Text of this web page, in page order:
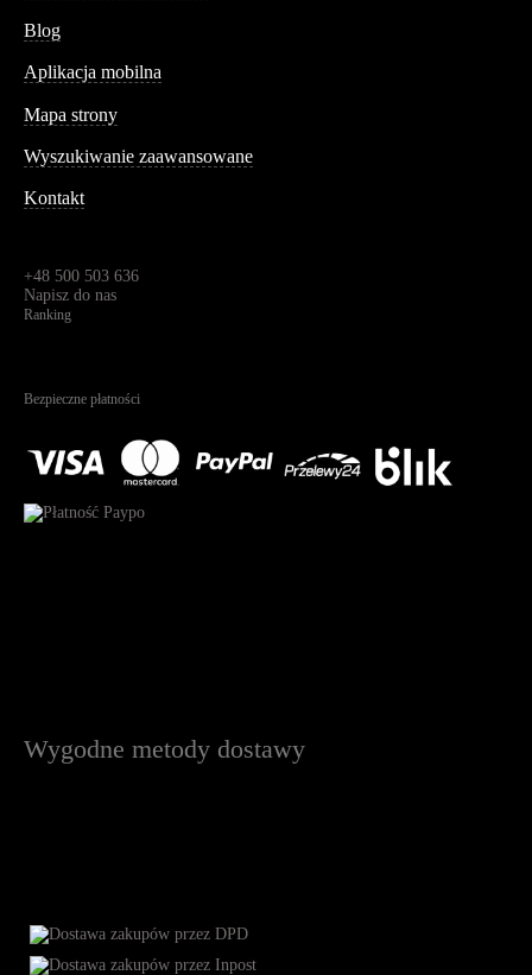
Blog
Aplikacja mobilna
Mapa strony
Wyszukiwanie zaawansowane
Kontakt
+48 500 503 636
Napisz do nas
Ranking
Bezpieczne płatności
Wygodne metody dostawy